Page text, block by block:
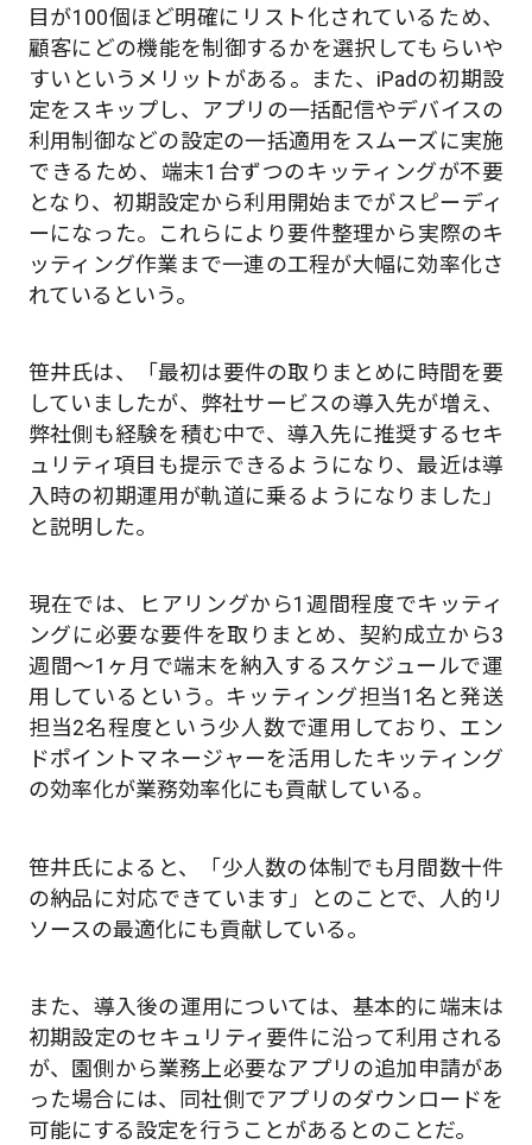
目が100個ほど明確にリスト化されているため、
顧客にどの機能を制御するかを選択してもらいや
すいというメリットがある。また、iPadの初期設
定をスキップし、アプリの一括配信やデバイスの
利用制御などの設定の一括適用をスムーズに実施
できるため、端末1台ずつのキッティングが不要
となり、初期設定から利用開始までがスピーディ
ーになった。これらにより要件整理から実際のキ
ッティング作業まで一連の工程が大幅に効率化さ
れているという。
笹井氏は、「最初は要件の取りまとめに時間を要
していましたが、弊社サービスの導入先が増え、
弊社側も経験を積む中で、導入先に推奨するセキ
ュリティ項目も提示できるようになり、最近は導
入時の初期運用が軌道に乗るようになりました」
と説明した。
現在では、ヒアリングから1週間程度でキッティ
ングに必要な要件を取りまとめ、契約成立から3
週間〜1ヶ月で端末を納入するスケジュールで運
用しているという。キッティング担当1名と発送
担当2名程度という少人数で運用しており、エン
ドポイントマネージャーを活用したキッティング
の効率化が業務効率化にも貢献している。
笹井氏によると、「少人数の体制でも月間数十件
の納品に対応できています」とのことで、人的リ
ソースの最適化にも貢献している。
また、導入後の運用については、基本的に端末は
初期設定のセキュリティ要件に沿って利用される
が、園側から業務上必要なアプリの追加申請があ
った場合には、同社側でアプリのダウンロードを
可能にする設定を行うことがあるとのことだ。